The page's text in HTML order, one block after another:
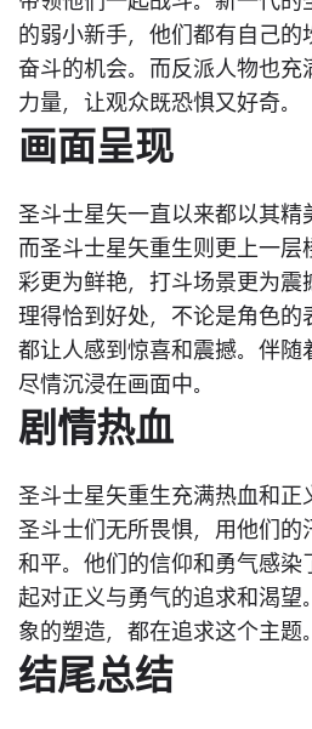
的弱小新手，他们都有自己的
奋斗的机会。而反派人物也充
力量，让观众既恐惧又好奇。
画面呈现
圣斗士星矢一直以来都以其精
而圣斗士星矢重生则更上一层
彩更为鲜艳，打斗场景更为震
理得恰到好处，不论是角色的
都让人感到惊喜和震撼。伴随
尽情沉浸在画面中。
剧情热血
圣斗士星矢重生充满热血和正
圣斗士们无所畏惧，用他们的
和平。他们的信仰和勇气感染
起对正义与勇气的追求和渴望
象的塑造，都在追求这个主题。
结尾总结